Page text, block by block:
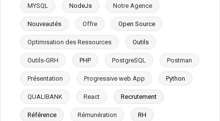
MYSQL NodeJs Notre Agence
Nouveautés Offre Open Source
Optimisation des Ressources Outils
Outils-GRH PHP PostgreSQL Postman
Présentation Progressive web App Python
QUALIBANK React Recrutement
Référence Rémunération RH